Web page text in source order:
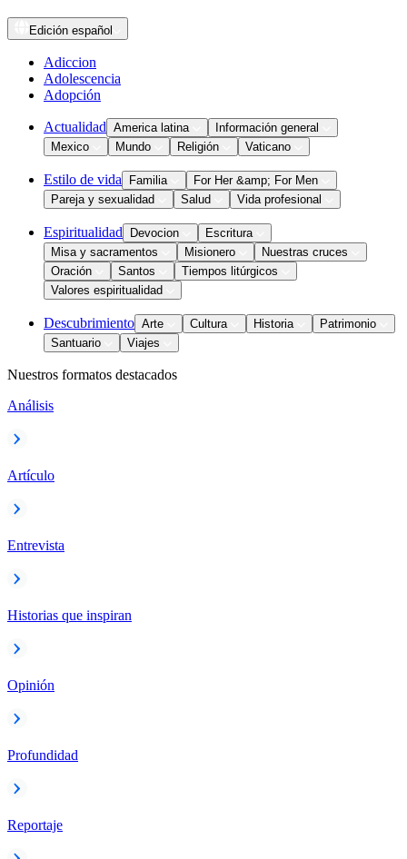
Edición español
Adiccion
Adolescencia
Adopción
Actualidad America latina
Información general
Mexico
Mundo Religión Vaticano
Estilo de vida Familia
For Her &amp; For Men
Pareja y sexualidad
Salud Vida profesional
Espiritualidad Devocion
Escritura
Misa y sacramentos
Misionero
Nuestras cruces
Oración
Santos
Tiempos litúrgicos
Valores espiritualidad
Descubrimiento Arte Cultura Historia
Patrimonio
Santuario
Viajes
Nuestros formatos destacados
Análisis
Artículo
Entrevista
Historias que inspiran
Opinión
Profundidad
Reportaje